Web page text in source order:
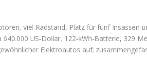
viel Radstand, Platz für fünf Insassen
US-Dollar, 122-kWh-Batterie, 329
Elektroautos auf;